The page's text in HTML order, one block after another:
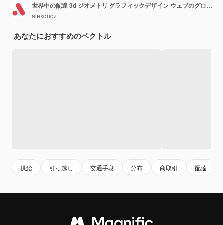
世界中の配達 3d ジオメトリ グラフィックデザイン ウェブのグローバル・ロジスティック・カンパニー 運送 パッケージ 輸出 輸入 輸送 ベクトルイラストレーション
alexdndz
あなたにおすすめのベクトル
供給 引っ越し 交通手段 分布 商取引 配達